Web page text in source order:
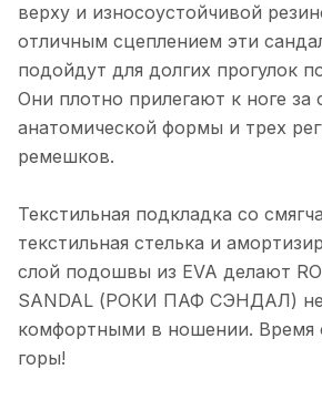
верху и износоустойчивой
отличным сцеплением эти
подойдут для долгих прогулок
Они плотно прилегают к ноге за
анатомической формы и трех
ремешков.
Текстильная подкладка со
текстильная стелька и
слой подошвы из EVA делают
SANDAL (РОКИ ПАФ СЭНДАЛ)
комфортными в ношении. Время
горы!